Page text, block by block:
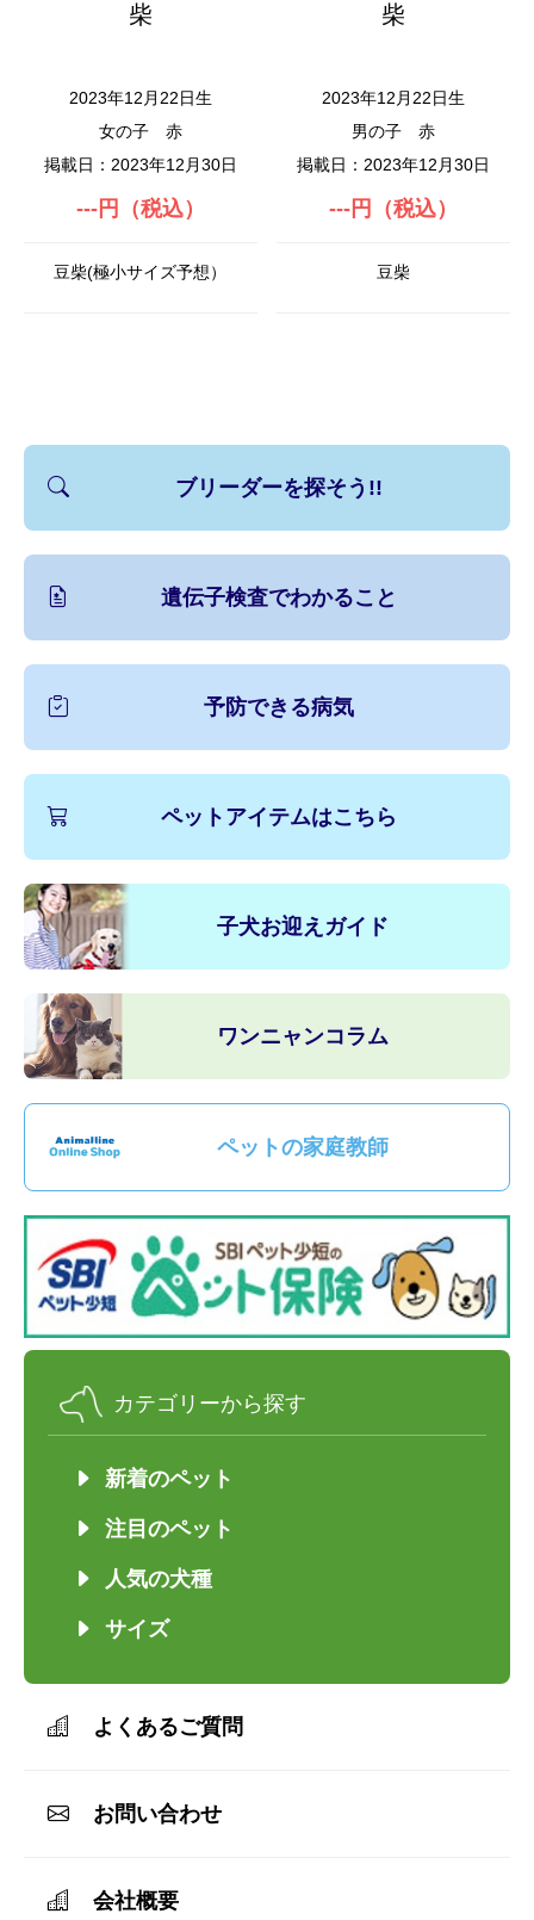
柴
2023年12月22日生
女の子
赤
掲載日：2023年12月30日
---円（税込）
豆柴(極小サイズ予想）
柴
2023年12月22日生
男の子
赤
掲載日：2023年12月30日
---円（税込）
豆柴
ブリーダーを探そう!!
遺伝子検査でわかること
予防できる病気
ペットアイテムはこちら
子犬お迎えガイド
ワンニャンコラム
ペットの家庭教師
カテゴリーから探す
新着のペット
注目のペット
人気の犬種
サイズ
よくあるご質問
お問い合わせ
会社概要